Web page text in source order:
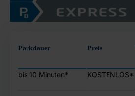
Parkdauer Preis
bis 10 Minuten* KOSTENLOS*